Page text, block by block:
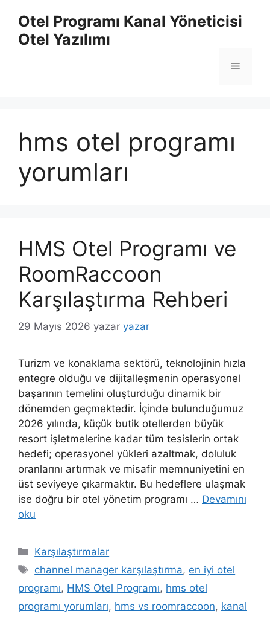
Otel Programı Kanal Yöneticisi
Otel Yazılımı
Menü
hms otel programı
yorumları
HMS Otel Programı ve
RoomRaccoon
Karşılaştırma Rehberi
29 Mayıs 2026 yazar yazar
Turizm ve konaklama sektörü, teknolojinin hızla
entegre olduğu ve dijitalleşmenin operasyonel
başarının temelini oluşturduğu dinamik bir
dönemden geçmektedir. İçinde bulunduğumuz
2026 yılında, küçük butik otellerden büyük
resort işletmelerine kadar tüm tesislerin ortak
hedefi; operasyonel yükleri azaltmak, doluluk
oranlarını artırmak ve misafir memnuniyetini en
üst seviyeye çıkarmaktır. Bu hedeflere ulaşmak
ise doğru bir otel yönetim programı … Devamını
oku
Kategoriler
Karşılaştırmalar
Etiketler
channel manager karşılaştırma, en iyi otel
programı, HMS Otel Programı, hms otel
programı yorumları, hms vs roomraccoon, kanal